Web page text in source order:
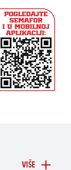
VIŠE